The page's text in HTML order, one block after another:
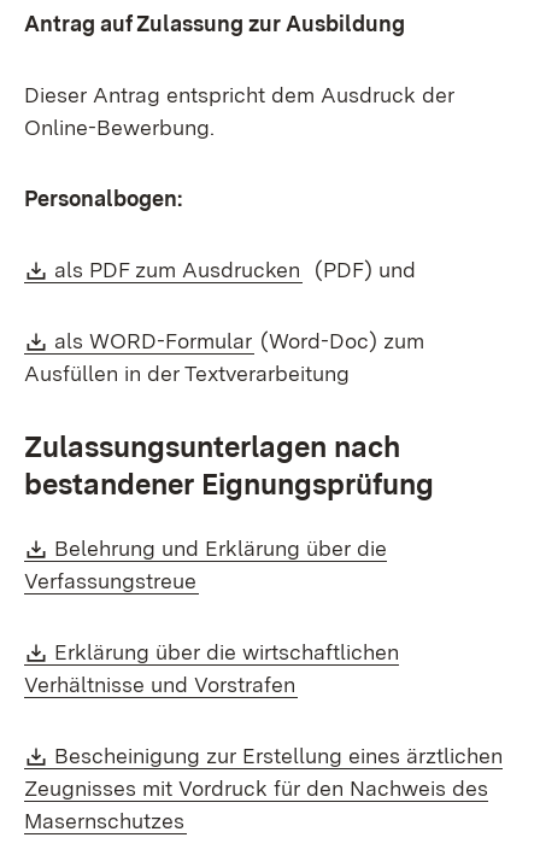
Antrag auf Zulassung zur Ausbildung
Dieser Antrag entspricht dem Ausdruck der
Online-Bewerbung.
Personalbogen:
Download:
als PDF zum Ausdrucken (Öffnet in neuem
(PDF) und
Download:
als WORD-Formular (Öffnet in neuem Fenster)
(Word-Doc) zum
Ausfüllen in der Textverarbeitung
Zulassungsunterlagen nach
bestandener Eignungsprüfung
Download:
Belehrung und Erklärung über die
Verfassungstreue
Download:
Erklärung über die wirtschaftlichen
Verhältnisse und Vorstrafen
Download:
Bescheinigung zur Erstellung eines ärztlichen
Zeugnisses mit Vordruck für den Nachweis des
Masernschutzes